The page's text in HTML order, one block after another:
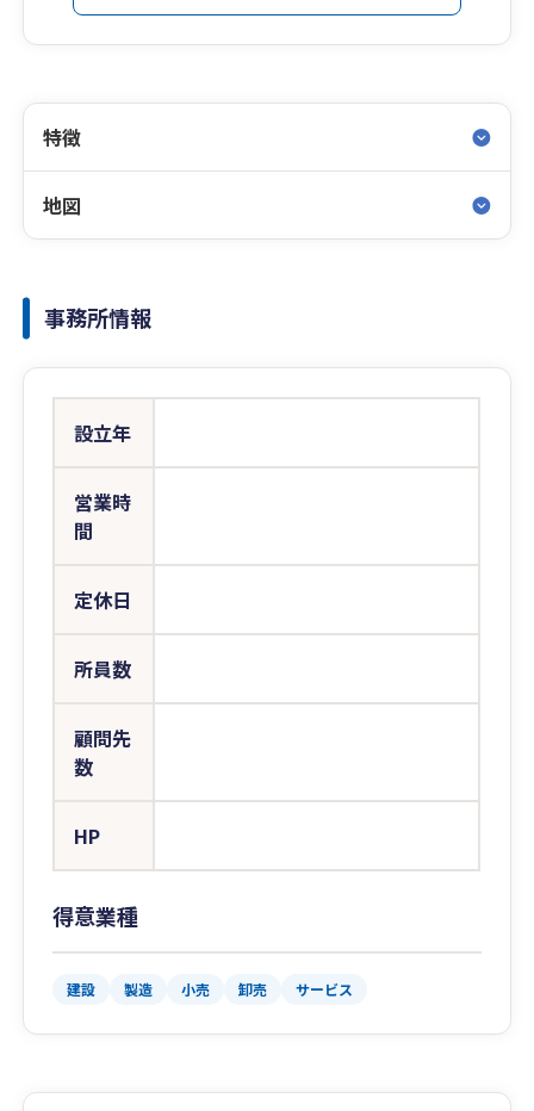
特徴
地図
事務所情報
設立年
営業時
間
定休日
所員数
顧問先
数
HP
得意業種
建設 製造 小売 卸売 サービス